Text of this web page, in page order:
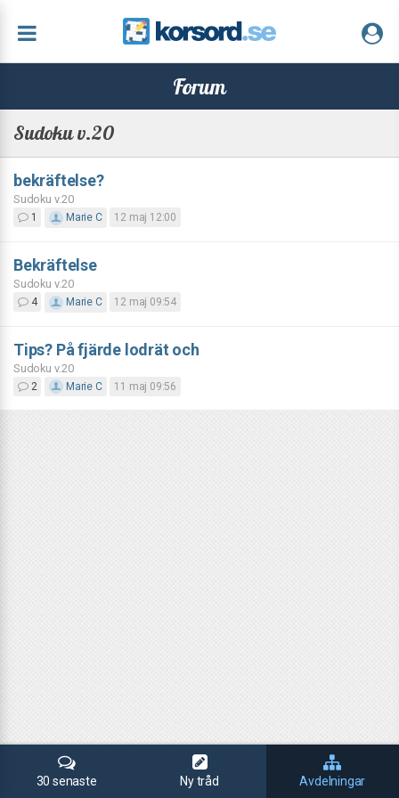
Forum
Sudoku v.20
bekräftelse?
Sudoku v.20
1 Marie C 12 maj 12:00
Bekräftelse
Sudoku v.20
4 Marie C 12 maj 09:54
Tips? På fjärde lodrät och
Sudoku v.20
2 Marie C 11 maj 09:56
30 senaste Ny tråd Avdelningar